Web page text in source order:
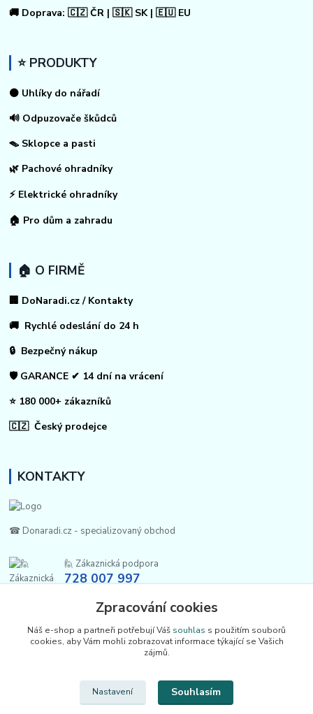
🚚 Doprava: 🇨🇿 ČR | 🇸🇰 SK | 🇪🇺 EU
⭐ PRODUKTY
⚫ Uhlíky do nářadí
🔊 Odpuzovače škůdců
🪤 Sklopce a pasti
🌿 Pachové ohradníky
⚡ Elektrické ohradníky
🏠 Pro dům a zahradu
🏠 O FIRMĚ
🏢 DoNaradi.cz / Kontakty
🚚 Rychlé odeslání do 24 h
🔒 Bezpečný nákup
🛡️ GARANCE ✔ 14 dní na vrácení
⭐ 180 000+ zákazníků
🇨🇿 Český prodejce
KONTAKTY
☎ Donaradi.cz - specializovaný obchod
🙋 Zákaznická podpora
728 007 997
Zpracování cookies
Náš e-shop a partneři potřebují Váš souhlas s použitím souborů
cookies, aby Vám mohli zobrazovat informace týkající se Vašich
zájmů.
Nastavení Souhlasím